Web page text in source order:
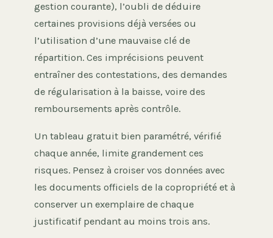
gestion courante), l’oubli de déduire
certaines provisions déjà versées ou
l’utilisation d’une mauvaise clé de
répartition. Ces imprécisions peuvent
entraîner des contestations, des demandes
de régularisation à la baisse, voire des
remboursements après contrôle.
Un tableau gratuit bien paramétré, vérifié
chaque année, limite grandement ces
risques. Pensez à croiser vos données avec
les documents officiels de la copropriété et à
conserver un exemplaire de chaque
justificatif pendant au moins trois ans.